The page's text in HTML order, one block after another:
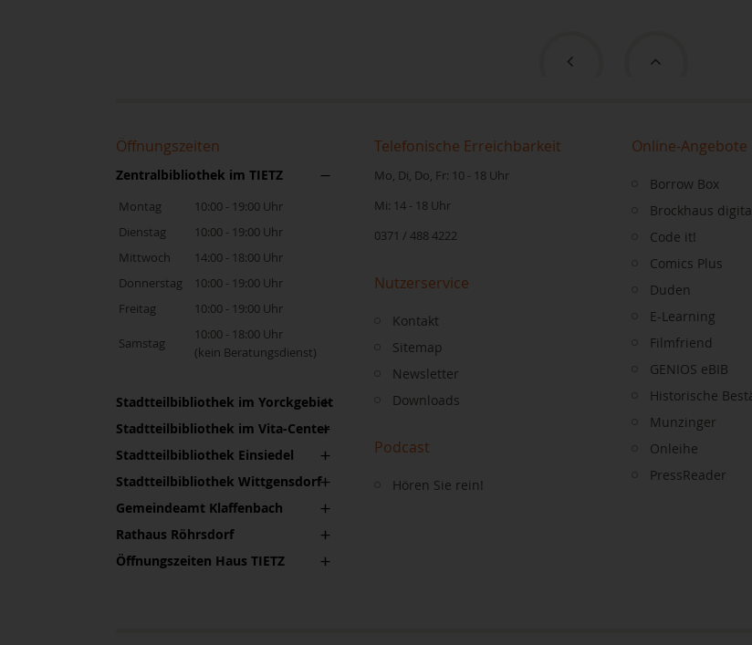
Öffnungszeiten
Zentralbibliothek im TIETZ
Montag
10:00 - 19:00 Uhr
Dienstag
10:00 - 19:00 Uhr
Mittwoch
14:00 - 18:00 Uhr
Donnerstag
10:00 - 19:00 Uhr
Freitag
10:00 - 19:00 Uhr
Samstag
10:00 - 18:00 Uhr
(kein Beratungsdienst)
Stadtteilbibliothek im Yorckgebiet
Stadtteilbibliothek im Vita-Center
Stadtteilbibliothek Einsiedel
Stadtteilbibliothek Wittgensdorf
Gemeindeamt Klaffenbach
Rathaus Röhrsdorf
Öffnungszeiten Haus TIETZ
Telefonische Erreichbarkeit
Mo, Di, Do, Fr: 10 - 18 Uhr
Mi: 14 - 18 Uhr
0371 / 488 4222
Nutzerservice
Kontakt
Sitemap
Newsletter
Downloads
Podcast
Hören Sie rein!
Online-Angebote
Borrow Box
Brockhaus
Code it!
Comics Plus
Duden
E-Learning
Filmfriend
GENIOS eBIB
Historische
Munzinger
Onleihe
PressReader